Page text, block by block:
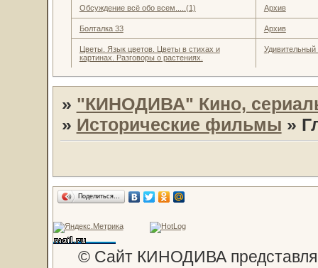
Обсуждение всё обо всем.....(1) Архив
Болталка 33 Архив
Цветы. Язык цветов. Цветы в стихах и
картинах. Разговоры о растениях.
» "КИНОДИВА" Кино,
» Исторические фильмы »
Поделиться…
© Сайт КИНОДИВА